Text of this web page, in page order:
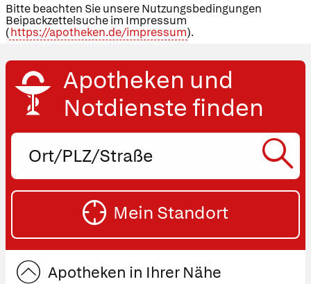
Bitte beachten Sie unsere Nutzungsbedingungen
Beipackzettelsuche im Impressum
(https://apotheken.de/impressum).
Apotheken und
Notdienste finden
Ort,
oder
Straße
Mein Standort
Apotheken in Ihrer Nähe